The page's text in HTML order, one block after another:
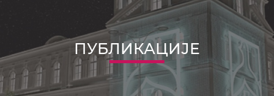
ПУБЛИКАЦИЈЕ